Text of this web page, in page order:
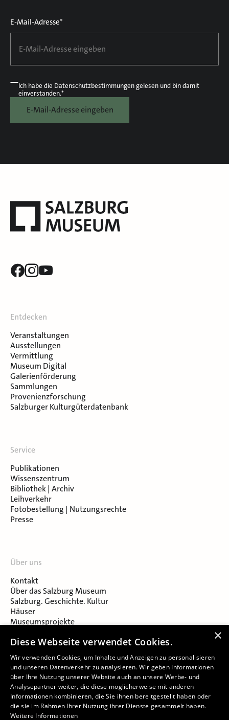
E-Mail-Adresse*
Ich habe die Datenschutzbestimmungengelesen und bin damit
einverstanden.*
E-Mail-Adresse eingeben
Entdecken
Veranstaltungen
Ausstellungen
Vermittlung
Museum Digital
Galerienförderung
Sammlungen
Provenienzforschung
Salzburger Kulturgüterdatenbank
Service
Publikationen
Wissenszentrum
Bibliothek | Archiv
Leihverkehr
Fotobestellung | Nutzungsrechte
Presse
Über uns
Kontakt
Über das Salzburg Museum
Salzburg. Geschichte. Kultur
Häuser
Museumsprojekte
Museumsverein Celtic Heritage
×
Diese Webseite verwendet Cookies.
Wir verwenden Cookies, um Inhalte und Anzeigen zu personalisieren
und unseren Datenverkehr zu analysieren. Wir geben Informationen
über Ihre Nutzung unserer Website auch an unsere Werbe- und
Analysepartner weiter, die diese möglicherweise mit anderen
Informationen kombinieren, die Sie ihnen bereitgestellt haben oder
die sie im Rahmen Ihrer Nutzung ihrer Dienste gesammelt haben.
Weitere Informationen